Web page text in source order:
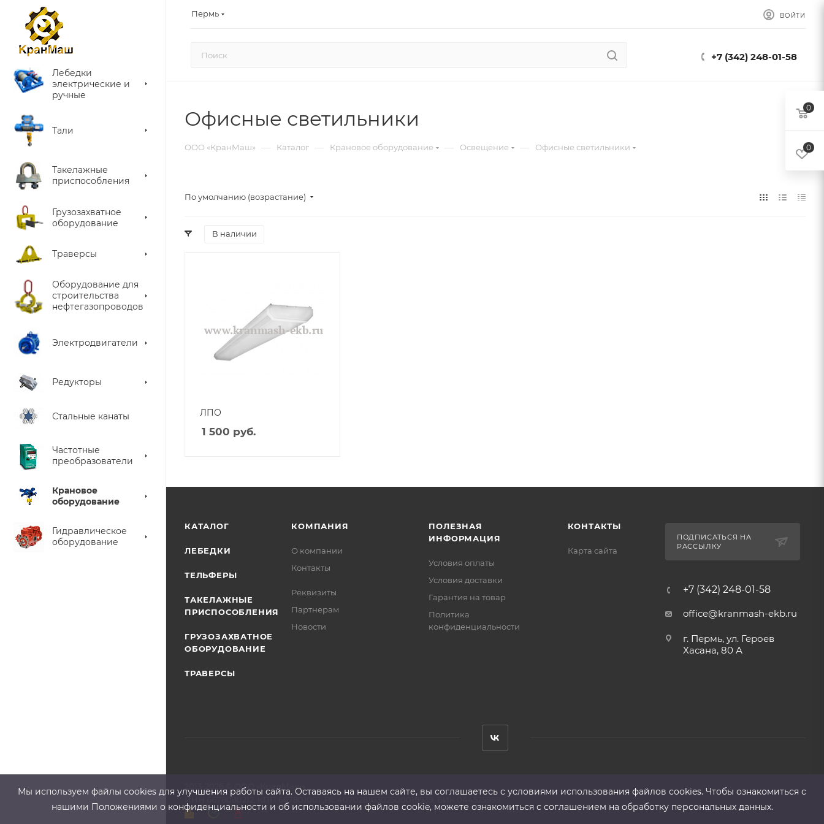
Пермь ВОЙТИ
+7 (342) 248-01-58
Лебедки
электрические и
ручные
Тали
Такелажные
приспособления
Грузозахватное
оборудование
Траверсы
Оборудование для
строительства
нефтегазопроводов
Электродвигатели
Редукторы
Стальные канаты
Частотные
преобразователи
Крановое
оборудование
Гидравлическое
оборудование
Офисные светильники
ООО «КранМаш» — Каталог — Крановое оборудование — Освещение — Офисные светильники
По умолчанию (возрастание)
В наличии
ЛПО
1 500 руб.
КАТАЛОГ
ЛЕБЕДКИ
ТЕЛЬФЕРЫ
ТАКЕЛАЖНЫЕ
ПРИСПОСОБЛЕНИЯ
ГРУЗОЗАХВАТНОЕ
ОБОРУДОВАНИЕ
ТРАВЕРСЫ
КОМПАНИЯ
О компании
Контакты
Реквизиты
Партнерам
Новости
ПОЛЕЗНАЯ
ИНФОРМАЦИЯ
Условия оплаты
Условия доставки
Гарантия на товар
Политика
конфиденциальности
КОНТАКТЫ
Карта сайта
ПОДПИСАТЬСЯ НА
РАССЫЛКУ
+7 (342) 248-01-58
office@kranmash-ekb.ru
г. Пермь, ул. Героев
Хасана, 80 А
ООО «КранМаш»
ИНН 6678080212, КПП 667801001 ,Р/с 40702810302500019939, БИК 044525999
0
0
Мы используем файлы cооkies для улучшения работы сайта. Оставаясь на нашем сайте, вы соглашаетесь с условиями использования файлов cооkies. Чтобы ознакомиться с
нашими Положениями о конфиденциальности и об использовании файлов cookie, можете ознакомиться с соглашением на обработку персональных данных.